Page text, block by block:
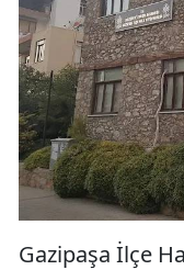
Gazipaşa İlçe